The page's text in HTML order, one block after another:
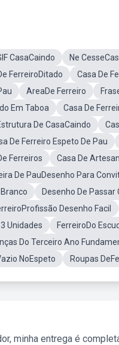
CasaCaindo Ne
FerreiroDitado Casa De
AreaDe Ferreiro
Em Taboa Casa De
De CasaCaindo
De Ferreiro Espeto De Pau
Ferreiros Casa De
De PauDesenho Para
Desenho De Passar
Desenho Facil
Unidades
FerreiroDo
Do Terceiro Ano
NoEspeto Roupas
minha entrega é